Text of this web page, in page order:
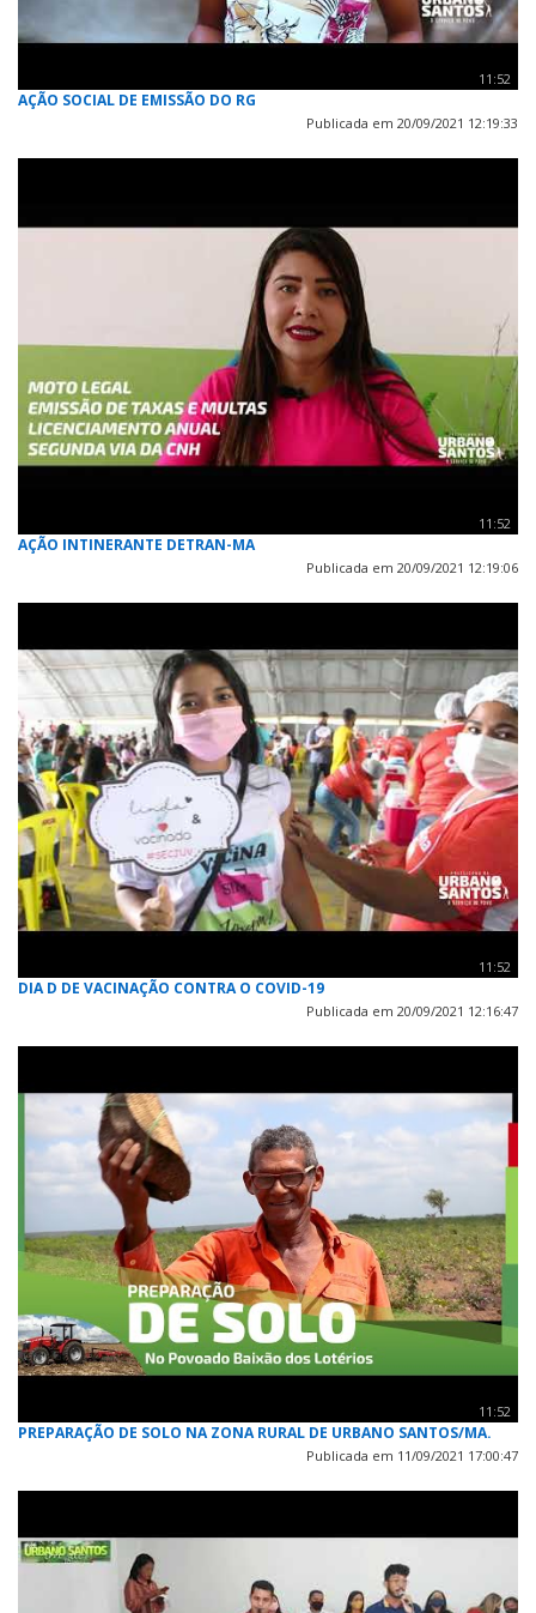
11:52
AÇÃO SOCIAL DE EMISSÃO DO RG
Publicada em 20/09/2021 12:19:33
11:52
AÇÃO INTINERANTE DETRAN-MA
Publicada em 20/09/2021 12:19:06
11:52
DIA D DE VACINAÇÃO CONTRA O COVID-19
Publicada em 20/09/2021 12:16:47
11:52
PREPARAÇÃO DE SOLO NA ZONA RURAL DE URBANO SANTOS/MA.
Publicada em 11/09/2021 17:00:47